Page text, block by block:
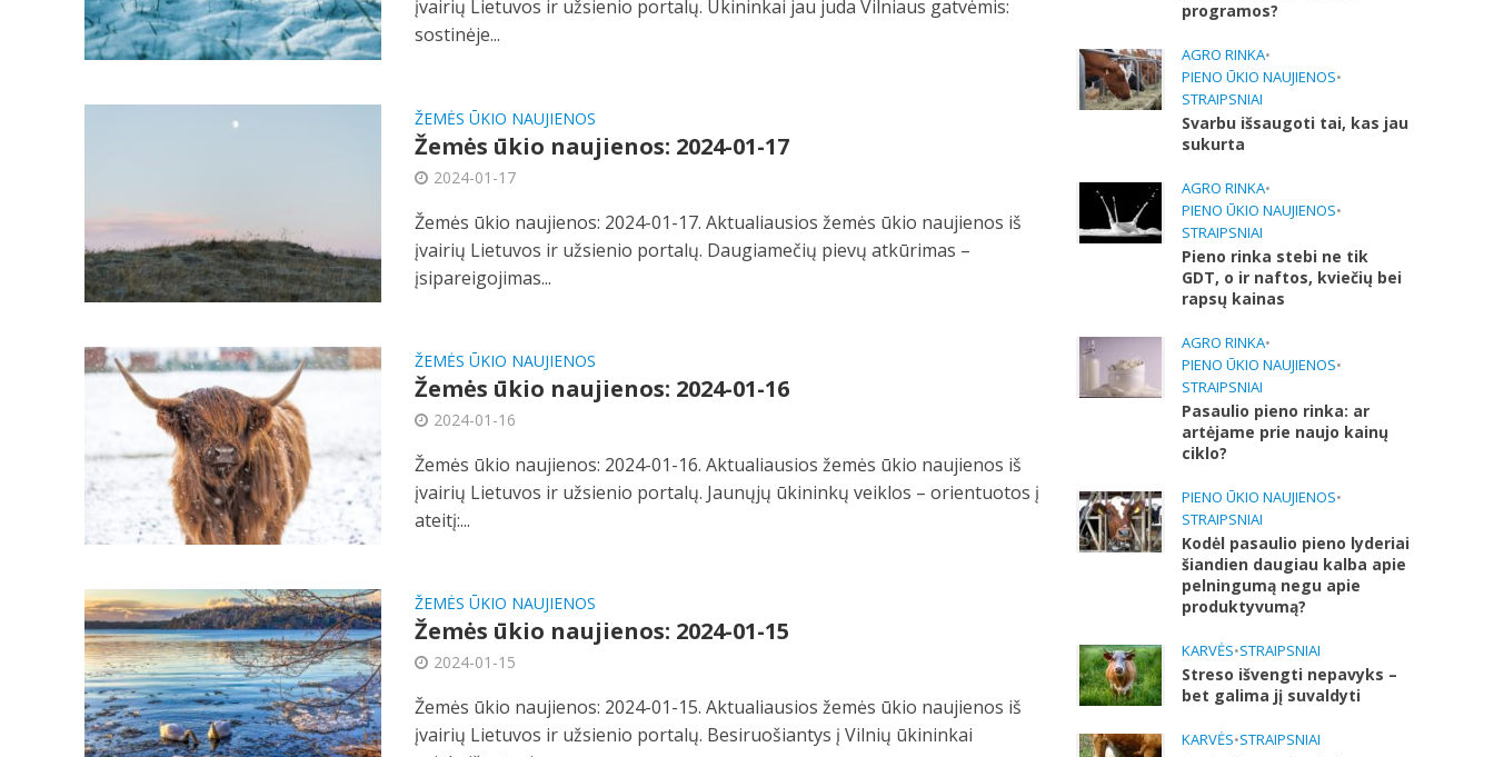
įvairių Lietuvos ir užsienio portalų. Ūkininkai jau juda Vilniaus gatvėmis:
sostinėje...
ŽEMĖS ŪKIO NAUJIENOS
Žemės ūkio naujienos: 2024-01-17
2024-01-17
Žemės ūkio naujienos: 2024-01-17. Aktualiausios žemės ūkio naujienos iš
įvairių Lietuvos ir užsienio portalų. Daugiamečių pievų atkūrimas –
įsipareigojimas...
ŽEMĖS ŪKIO NAUJIENOS
Žemės ūkio naujienos: 2024-01-16
2024-01-16
Žemės ūkio naujienos: 2024-01-16. Aktualiausios žemės ūkio naujienos iš
įvairių Lietuvos ir užsienio portalų. Jaunųjų ūkininkų veiklos – orientuotos į
ateitį:...
ŽEMĖS ŪKIO NAUJIENOS
Žemės ūkio naujienos: 2024-01-15
2024-01-15
Žemės ūkio naujienos: 2024-01-15. Aktualiausios žemės ūkio naujienos iš
įvairių Lietuvos ir užsienio portalų. Besiruošiantys į Vilnių ūkininkai
programos?
AGRO RINKA•
PIENO ŪKIO NAUJIENOS•
STRAIPSNIAI
Svarbu išsaugoti tai, kas jau
sukurta
AGRO RINKA•
PIENO ŪKIO NAUJIENOS•
STRAIPSNIAI
Pieno rinka stebi ne tik
GDT, o ir naftos, kviečių bei
rapsų kainas
AGRO RINKA•
PIENO ŪKIO NAUJIENOS•
STRAIPSNIAI
Pasaulio pieno rinka: ar
artėjame prie naujo kainų
ciklo?
PIENO ŪKIO NAUJIENOS•
STRAIPSNIAI
Kodėl pasaulio pieno lyderiai
šiandien daugiau kalba apie
pelningumą negu apie
produktyvumą?
KARVĖS•STRAIPSNIAI
Streso išvengti nepavyks –
bet galima jį suvaldyti
KARVĖS•STRAIPSNIAI